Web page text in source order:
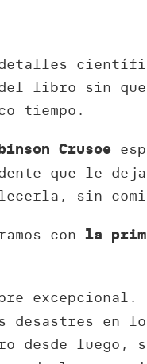
del libro sin
tiempo.
Crusoe
que le
sin
conla
desastres en
desde luego,